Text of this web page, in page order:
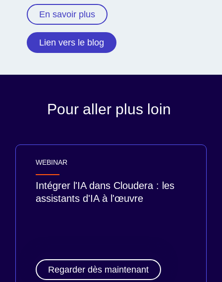
En savoir plus
Lien vers le blog
Pour aller plus loin
WEBINAR
Intégrer l'IA dans Cloudera : les
assistants d'IA à l'œuvre
Regarder dès maintenant